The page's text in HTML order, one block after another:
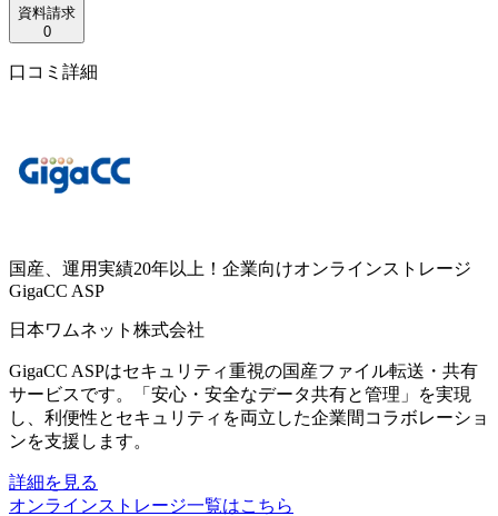
資料請求
0
口コミ詳細
国産、運用実績20年以上！企業向けオンラインストレージ
GigaCC ASP
日本ワムネット株式会社
GigaCC ASPはセキュリティ重視の国産ファイル転送・共有
サービスです。「安心・安全なデータ共有と管理」を実現
し、利便性とセキュリティを両立した企業間コラボレーショ
ンを支援します。
詳細を見る
オンラインストレージ一覧はこちら